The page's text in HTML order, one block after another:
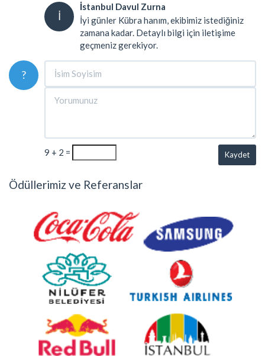
İ
İstanbul Davul Zurna
İyi günler Kübra hanım, ekibimiz istediğiniz
zamana kadar. Detaylı bilgi için iletişime
geçmeniz gerekiyor.
?
9 + 2 = Kaydet
Ödüllerimiz ve Referanslar